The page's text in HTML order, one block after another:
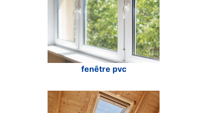
fenêtre pvc